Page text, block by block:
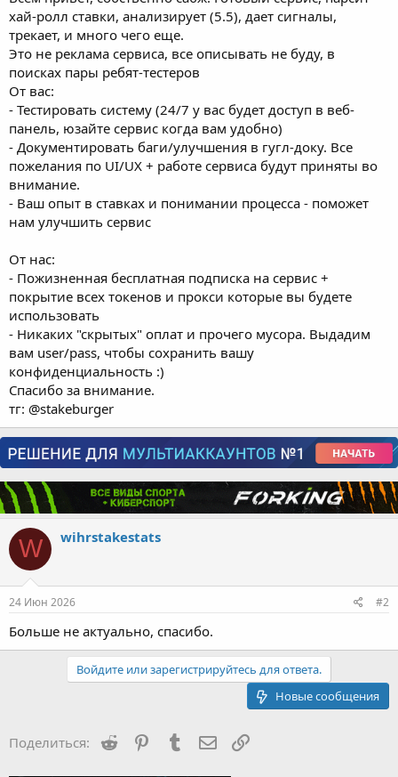
т
ь
с
к
хай-ролл ставки, анализирует (5.5), дает сигналы,
трекает, и много чего еще.
Это не реклама сервиса, все описывать не буду, в
поисках пары ребят-тестеров
От вас:
- Тестировать систему (24/7 у вас будет доступ в веб-
панель, юзайте сервис когда вам удобно)
- Дoкументировать баги/улучшения в гугл-доку. Все
пожелания по UI/UX + работе сервиса будут приняты во
внимание.
- Ваш опыт в ставках и понимании процесса - поможет
нам улучшить сервис
От нас:
- Пожизненная бесплатная подписка на сервис +
покрытие всех токенов и прокси которые вы будете
использовать
- Никаких "скрытых" оплат и прочего мусора. Выдадим
вам user/pass, чтобы сохранить вашу
конфиденциальность :)
Спасибо за внимание.
тг: @stakeburger
W wihrstakestats
24 Июн 2026 #2
Больше не актуально, спасибо.
Войдите или зарегистрируйтесь для ответа.
Новые сообщения
Поделиться: Reddit PinterestTumblr Электронная почта